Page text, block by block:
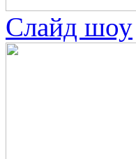
Слайд шоу